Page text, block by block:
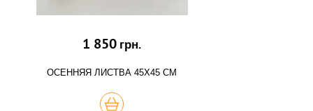
1 850 грн.
ОСЕННЯЯ ЛИСТВА 45Х45 СМ
КУПИТЬ